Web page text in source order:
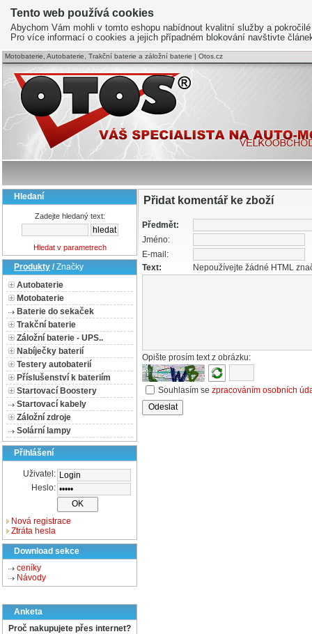
Motobaterie, Autobaterie, Trakční baterie a záložní baterie | Otos.cz
Hledaní
Zadejte hledaný text:
Hledat v parametrech
Produkty /Značky
Autobaterie
Motobaterie
Baterie do sekaček
Trakční baterie
Záložní baterie - UPS..
Nabíječky baterií
Testery autobaterií
Příslušenství k bateriím
Startovací Boostery
Startovací kabely
Záložní zdroje
Solární lampy
Přihlášení
Uživatel:
Heslo:
Nová registrace
Ztráta hesla
Download sekce
ceníky
Návody
Anketa
Proč nakupujete přes internet?
Přidat komentář ke zboží
Předmět:
Jméno:
E-mail:
Text:
Nepoužívejte žádné HTML
Opište prosím text z obrázku:
Souhlasím se zpracováním osobních
Tento web používá cookies
Abychom Vám mohli v tomto eshopu nabídnout kvalitní služby a
Pro více informací o cookies a jejich případném blokování navštivte